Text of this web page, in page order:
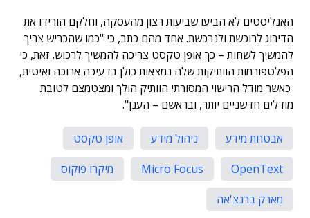
האנליסטים לא הביעו שביעות רצון מהעסקה, וחלקם הורידו את
הדירוג לרוכשת ולנרכשת. אחד מהם כתב, כי "כמו שהכריש צריך
להמשיך לשחות – כך אופן טקסט צריכה להמשיך לרכוש. זאת, כי
הפלטפורמות הוותיקות שלה נמצאות כולן בדעיכה ארוכה ואיטית,
כאשר מודל הרישוי המסורתי הוותיק הולך ומצטמצם לטובת
מודלים חדשניים יותר, ובראשם – הענן".
אבטחת מידע ניהול מידע
אופן טקסט
OpenText
Micro Focus
מיקרו פוקוס
מארק ברנצ'אה